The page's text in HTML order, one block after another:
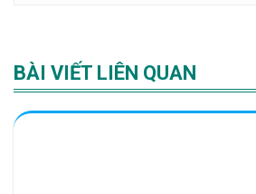
BÀI VIẾT LIÊN QUAN